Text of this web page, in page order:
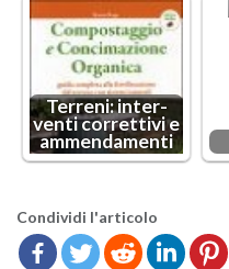
Ter­re­ni: in­ter­
ven­ti cor­ret­ti­vi e
am­men­da­men­ti
Con­di­vi­di l'ar­ti­co­lo